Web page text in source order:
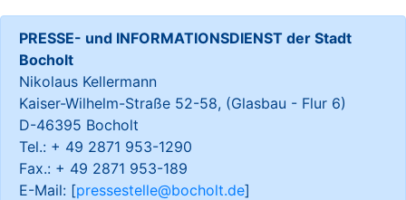
PRESSE- und INFORMATIONSDIENST der Stadt
Bocholt
Nikolaus Kellermann
Kaiser-Wilhelm-Straße 52-58, (Glasbau - Flur 6)
D-46395 Bocholt
Tel.: + 49 2871 953-1290
Fax.: + 49 2871 953-189
E-Mail: [pressestelle@bocholt.de]